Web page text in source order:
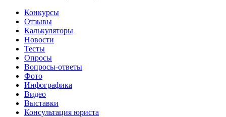
Конкурсы
Отзывы
Калькуляторы
Новости
Тесты
Опросы
Вопросы-ответы
Фото
Инфографика
Видео
Выставки
Консультация юриста